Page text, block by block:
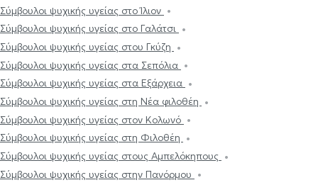
Σύμβουλοι ψυχικής υγείας στο Ίλιον
Σύμβουλοι ψυχικής υγείας στο Γαλάτσι
Σύμβουλοι ψυχικής υγείας στου Γκύζη
Σύμβουλοι ψυχικής υγείας στα Σεπόλια
Σύμβουλοι ψυχικής υγείας στα Εξάρχεια
Σύμβουλοι ψυχικής υγείας στη Νέα φιλοθέη
Σύμβουλοι ψυχικής υγείας στον Κολωνό
Σύμβουλοι ψυχικής υγείας στη Φιλοθέη
Σύμβουλοι ψυχικής υγείας στους Αμπελόκηπους
Σύμβουλοι ψυχικής υγείας στην Πανόρμου